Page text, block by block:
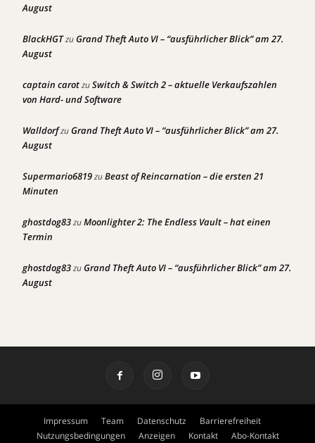
August
BlackHGTzuGrand Theft Auto VI – “ausführlicher Blick” am 27.
August
captain carotzuSwitch & Switch 2 – aktuelle Verkaufszahlen
von Hard- und Software
WalldorfzuGrand Theft Auto VI – “ausführlicher Blick” am 27.
August
Supermario6819zuBeast of Reincarnation – die ersten 21
Minuten
ghostdog83zuMoonlighter 2: The Endless Vault – hat einen
Termin
ghostdog83zuGrand Theft Auto VI – “ausführlicher Blick” am 27.
August
Impressum Team Datenschutz
Barrierefreiheit
Nutzungsbedingungen
Anzeigen Kontakt Abo-Kontakt